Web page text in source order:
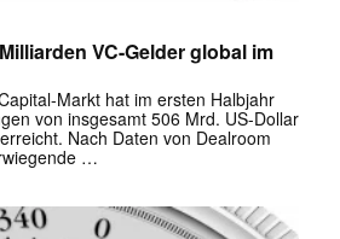
VC-Gelder global im
Markt hat im ersten Halbjahr
von insgesamt 506 Mrd. US-Dollar
Nach Daten von Dealroom
…